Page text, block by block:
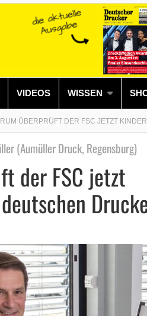
VIDEOS WISSEN
ÜBERPRÜFT DER FSC JETZT
(Aumüller Druck, Regensburg)
der FSC jetzt